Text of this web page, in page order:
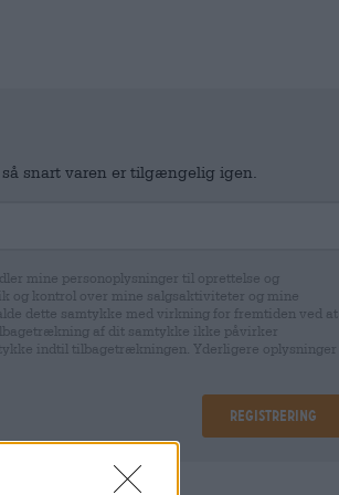
snart varen er tilgængelig igen.
mine personoplysninger til oprettelse og
og kontrol over mine salgsaktiviteter og mine
dette samtykke med virkning for fremtiden ved at
af dit samtykke ikke påvirker
indtil tilbagetrækningen. Yderligere oplysninger
Registrering